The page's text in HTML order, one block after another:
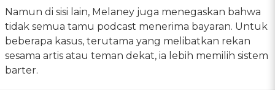
Namun di sisi lain, Melaney juga menegaskan bahwa
tidak semua tamu podcast menerima bayaran. Untuk
beberapa kasus, terutama yang melibatkan rekan
sesama artis atau teman dekat, ia lebih memilih sistem
barter.